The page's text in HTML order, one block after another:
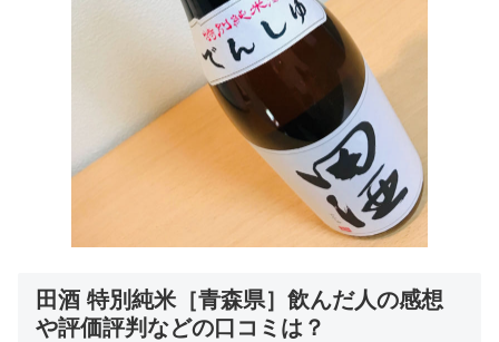
田酒 特別純米［青森県］飲んだ人の感想
や評価評判などの口コミは？